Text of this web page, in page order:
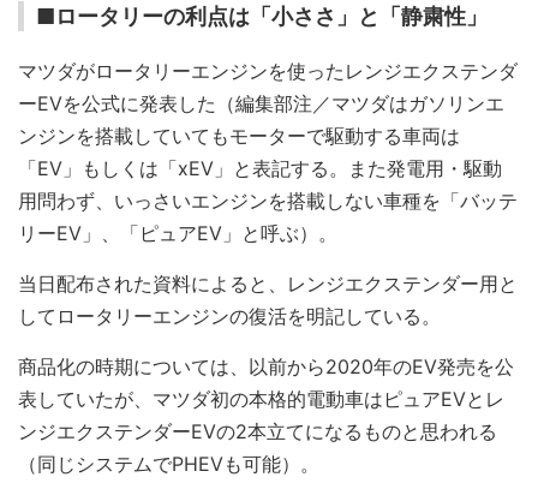
■ロータリーの利点は「小ささ」と「静粛性」
マツダがロータリーエンジンを使ったレンジエクステンダ
ーEVを公式に発表した（編集部注／マツダはガソリンエ
ンジンを搭載していてもモーターで駆動する車両は
「EV」もしくは「xEV」と表記する。また発電用・駆動
用問わず、いっさいエンジンを搭載しない車種を「バッテ
リーEV」、「ピュアEV」と呼ぶ）。
当日配布された資料によると、レンジエクステンダー用と
してロータリーエンジンの復活を明記している。
商品化の時期については、以前から2020年のEV発売を公
表していたが、マツダ初の本格的電動車はピュアEVとレ
ンジエクステンダーEVの2本立てになるものと思われる
（同じシステムでPHEVも可能）。